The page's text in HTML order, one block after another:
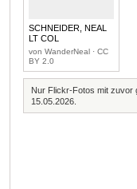
SCHNEIDER, NEAL
LT COL
von WanderNeal · CC
BY 2.0
Nur Flickr-Fotos mit zuvor
15.05.2026.